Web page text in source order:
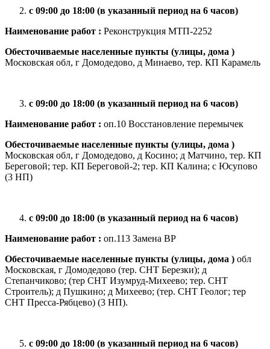
с 09:00 до 18:00 (в указанный период на 6 часов)
Наименование работ : Реконструкция МТП-2252
Обесточиваемые населенные пункты (улицы, дома )
Московская обл, г Домодедово, д Минаево, тер. КП Карамель
с 09:00 до 18:00 (в указанный период на 6 часов)
Наименование работ : оп.10 Восстановление перемычек
Обесточиваемые населенные пункты (улицы, дома )
Московская обл, г Домодедово, д Косино; д Матчино, тер. КП
Береговой; тер. КП Береговой-2; тер. КП Калина; с Юсупово
(3 НП)
с 09:00 до 18:00 (в указанный период на 6 часов)
Наименование работ : оп.113 Замена ВР
Обесточиваемые населенные пункты (улицы, дома ) обл
Московская, г Домодедово (тер. СНТ Березки); д
Степанчиково; (тер СНТ Изумруд-Михеево; тер. СНТ
Строитель); д Пушкино; д Михеево; (тер. СНТ Геолог; тер
СНТ Пресса-Рябцево) (3 НП).
с 09:00 до 18:00 (в указанный период на 6 часов)